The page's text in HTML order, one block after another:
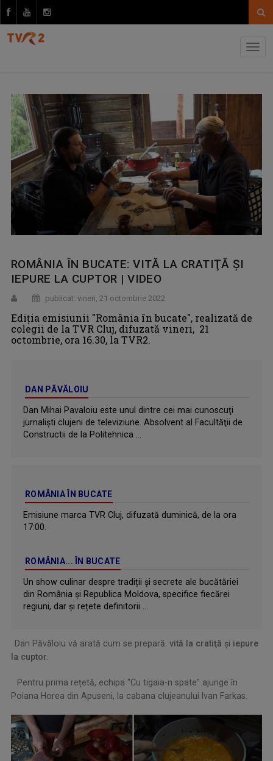
ROMÂNIA ÎN BUCATE: VITĂ LA CRATIŢĂ ŞI
IEPURE LA CUPTOR | VIDEO
publicat: vineri, 21 octombrie 2022
Ediţia emisiunii "România în bucate", realizată de
colegii de la TVR Cluj, difuzată vineri, 21
octombrie, ora 16.30, la TVR2.
DAN PĂVĂLOIU
Dan Mihai Pavaloiu este unul dintre cei mai cunoscuţi
jurnalişti clujeni de televiziune. Absolvent al Facultăţii de
Constructii de la Politehnica ...
ROMÂNIA ÎN BUCATE
Emisiune marca TVR Cluj, difuzată duminică, de la ora
17:00.
ROMÂNIA... ÎN BUCATE
Un show culinar despre tradiții și secrete ale bucătăriei
din România și Republica Moldova, specifice fiecărei
regiuni, dar și rețete definitorii ...
Dan Păvăloiu vă arată cum se prepară: vită la cratiţă şi iepure
la cuptor
Pentru prima rețetă, echipa "Cu tigaia-n spate" ajunge în
Poiana Horea din Apuseni, la cabana clujeanului Ivan Farkas.